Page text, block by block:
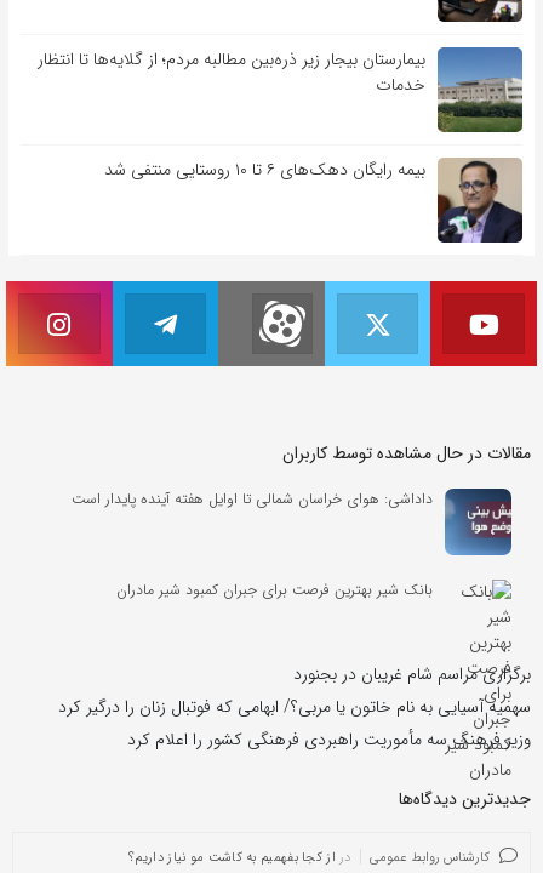
بیمارستان بیجار زیر ذره‌بین مطالبه مردم؛ از گلایه‌ها تا انتظار
خدمات
بیمه رایگان دهک‌های ۶ تا ۱۰ روستایی منتفی شد
مقالات در حال مشاهده توسط کاربران
داداشی: هوای خراسان شمالی تا اوایل هفته آینده پایدار است
بانک شیر بهترین فرصت برای جبران کمبود شیر مادران
برگزاری مراسم شام غریبان در بجنورد
سهمیه آسیایی به نام خاتون یا مربی؟/ ابهامی که فوتبال زنان را درگیر کرد
وزیر فرهنگ سه مأموریت راهبردی فرهنگی کشور را اعلام کرد
جدیدترین دیدگاه‌‌ها
کارشناس روابط عمومی در از کجا بفهمیم به کاشت مو نیاز داریم؟